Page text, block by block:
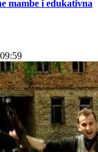
mambe i edukativna